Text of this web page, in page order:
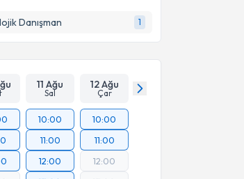
Danışman 1
11 Ağu
Sal
12 Ağu
Çar
10:00
11:00
12:00
10:00
11:00
12:00